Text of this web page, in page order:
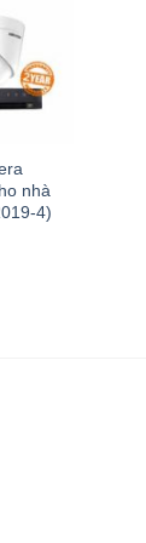
nhà
4)